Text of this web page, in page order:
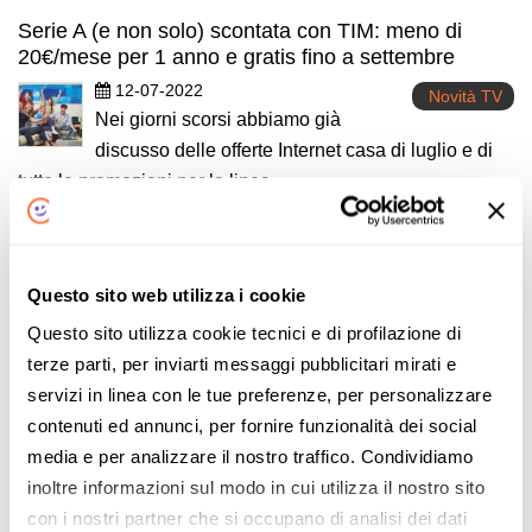
Questo sito web utilizza i cookie
Questo sito utilizza cookie tecnici e di profilazione di
terze parti, per inviarti messaggi pubblicitari mirati e
servizi in linea con le tue preferenze, per personalizzare
contenuti ed annunci, per fornire funzionalità dei social
media e per analizzare il nostro traffico. Condividiamo
inoltre informazioni sul modo in cui utilizza il nostro sito
con i nostri partner che si occupano di analisi dei dati
Serie A (e non solo) scontata con TIM: meno di
20€/mese per 1 anno e gratis fino a settembre
12-07-2022 Novità TV
Nei giorni scorsi abbiamo già
discusso delle offerte Internet casa di luglio e di
tutte le promozioni per la linea…
Continua
1 2 3 4 5 17
Abbonamenti Pay Tv
Scopri i pacchetti Pay Tv e gli abbonamenti più